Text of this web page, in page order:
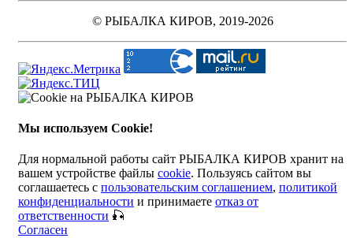
© РЫБАЛКА КИРОВ, 2019-2026
Мы используем Cookie!
Для нормальной работы сайт РЫБАЛКА КИРОВ хранит на
вашем устройстве файлы cookie. Пользуясь сайтом вы
соглашаетесь с пользовательским соглашением, политикой
конфиденциальности и принимаете отказ от
ответственности 🎣
Согласен